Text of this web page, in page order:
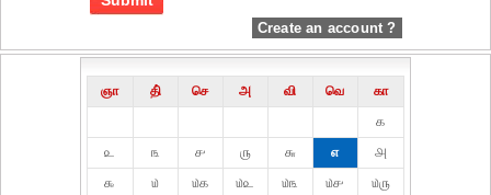
Create an account ?
ஞா தி் செ அ வி வெ
கா
௧
௨
௩ ௪ ௫ ௬ ௭
௮
௯
௰ ௰௧ ௰௨ ௰௩ ௰௪
௰௫